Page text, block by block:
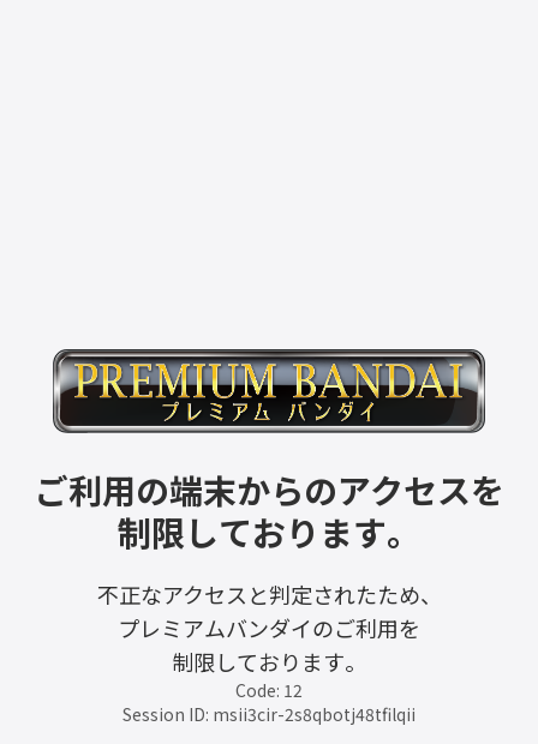
ご利用の端末からのアクセスを
制限しております。
不正なアクセスと判定されたため、
プレミアムバンダイのご利用を
制限しております。
Code: 12
Session ID: msii3cir-2s8qbotj48tfilqii